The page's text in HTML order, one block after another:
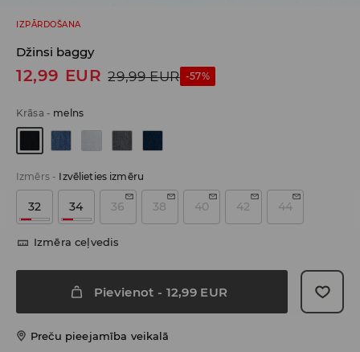
IZPĀRDOŠANA
Džinsi baggy
12,99 EUR 29,99 EUR -57%
Krāsa - melns
Izmērs- Izvēlieties izmēru
32 34 36 38 40 42 44
Izmēra ceļvedis
Pievienot - 12,99 EUR
Preču pieejamība veikalā